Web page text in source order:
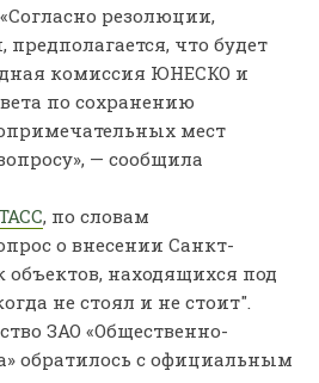
резолюции,
что будет
комиссия ЮНЕСКО и
по сохранению
мест
— сообщила
, по словам
о внесении Санкт-
объектов, находящихся под
не стоял и не стоит".
ЗАО «Общественно-
обратилось с официальным